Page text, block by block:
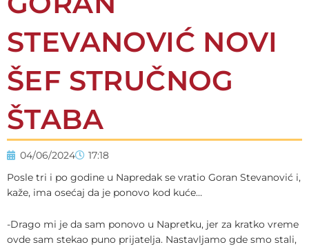
STEVANOVIĆ NOVI
ŠEF STRUČNOG
ŠTABA
04/06/2024
17:18
Posle tri i po godine u Napredak se vratio Goran Stevanović i,
kaže, ima osećaj da je ponovo kod kuće…
-Drago mi je da sam ponovo u Napretku, jer za kratko vreme
ovde sam stekao puno prijatelja. Nastavljamo gde smo stali,